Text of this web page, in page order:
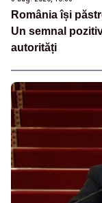
România își
Un semnal
autorități